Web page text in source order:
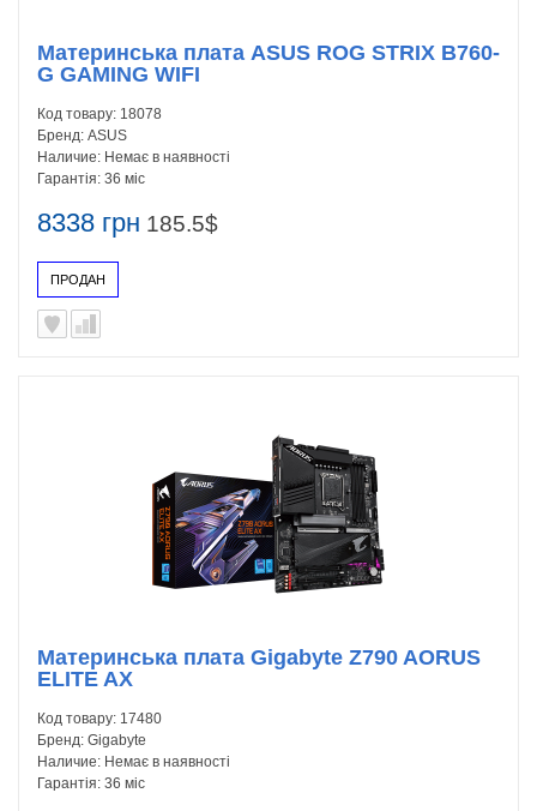
8338 грн 185.5$
ПРОДАН
Материнська плата ASUS ROG STRIX B760-
G GAMING WIFI
Код товару: 18078
Бренд: ASUS
Наличие: Немає в наявності
Гарантія: 36 міс
Материнська плата Gigabyte Z790 AORUS
ELITE AX
Код товару: 17480
Бренд: Gigabyte
Наличие: Немає в наявності
Гарантія: 36 міс